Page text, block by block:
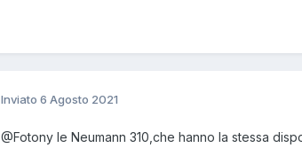
Inviato 6 Agosto 2021
@Fotony le Neumann 310,che hanno la stessa